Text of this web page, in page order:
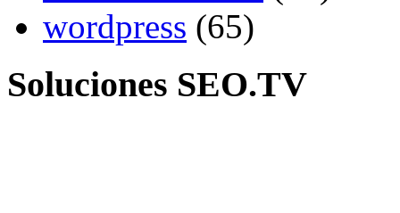
wordpress (65)
Soluciones SEO.TV